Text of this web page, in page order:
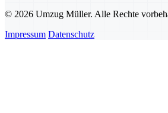
© 2026 Umzug Müller. Alle Rechte
Impressum Datenschutz